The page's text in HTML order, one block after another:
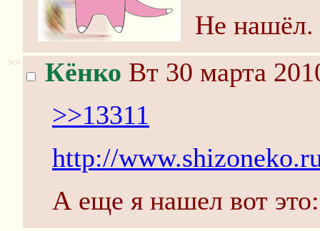
Не нашёл.
>> Кёнко Вт 30 марта
>>13311
http://
А еще я нашел вот